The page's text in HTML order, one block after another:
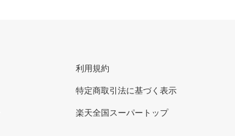
利用規約
特定商取引法に基づく表示
楽天全国スーパートップ